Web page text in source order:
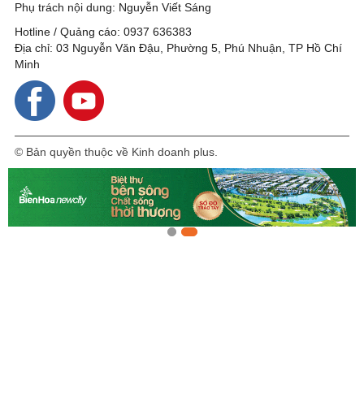
Phụ trách nội dung: Nguyễn Viết Sáng
Hotline / Quảng cáo: 0937 636383
Địa chỉ: 03 Nguyễn Văn Đậu, Phường 5, Phú Nhuận, TP Hồ Chí
Minh
© Bản quyền thuộc về Kinh doanh plus.